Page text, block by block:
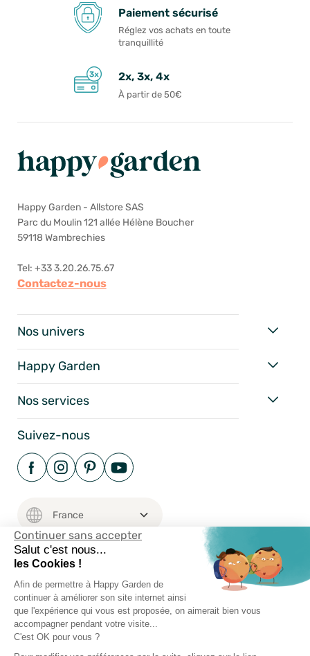
Continuer sans accepter
Salut c'est nous...
les Cookies !
Afin de permettre à Happy Garden de
continuer à améliorer son site internet ainsi
que l'expérience qui vous est proposée, on aimerait bien vous
accompagner pendant votre visite...
C'est OK pour vous ?
Paiement sécurisé
Réglez vos achats en toute
tranquillité
2x, 3x, 4x
À partir de 50€
Happy Garden - Allstore SAS
Parc du Moulin 121 allée Hélène Boucher
59118 Wambrechies
Tel: +33 3.20.26.75.67
Contactez-nous
Nos univers
Happy Garden
Nos services
Suivez-nous
Mentions Légales
Conditions Générales
Vie Privée
Happy-Garden.fr - Allstore SAS Copyright 2024